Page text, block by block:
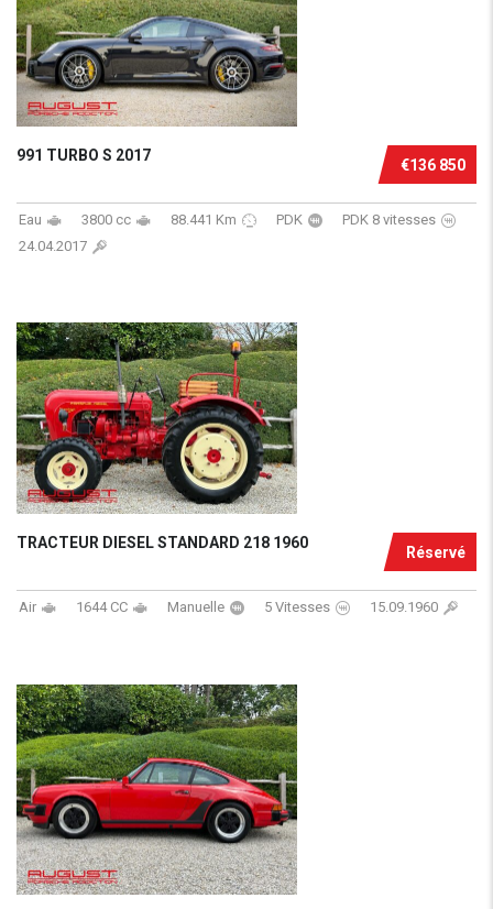
€136 850
991 TURBO S 2017
Eau 3800 cc 88.441 Km PDK
PDK 8 vitesses
24.04.2017
Réservé
TRACTEUR DIESEL STANDARD 218 1960
Air 1644 CC Manuelle 5 Vitesses 15.09.1960